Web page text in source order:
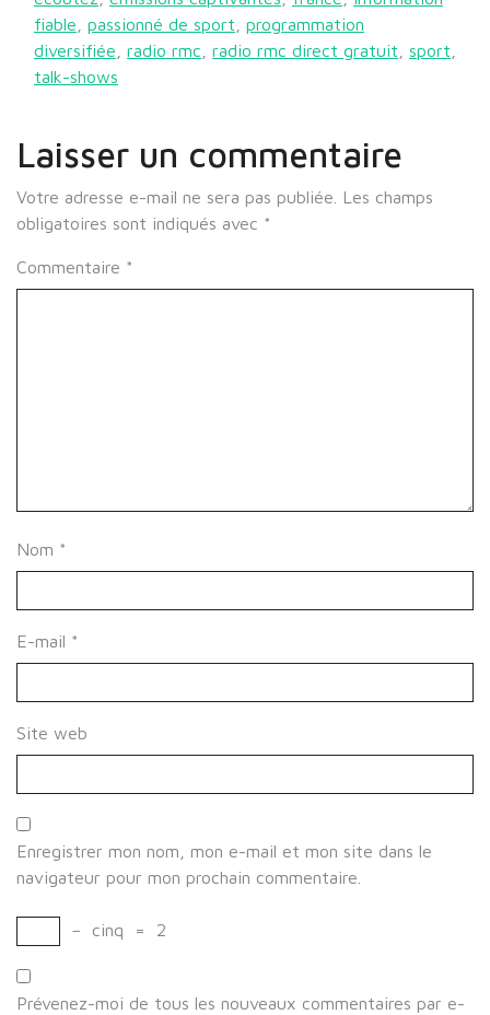
fiable
passionné de sport
programmation
diversifiée
radio rmc radio rmc direct gratuit sport
talk-shows
Laisser un commentaire
Votre adresse e-mail ne sera pas publiée.
Les champs
obligatoires sont indiqués avec *
Commentaire *
Nom *
E-mail *
Site web
Enregistrer mon nom, mon e-mail et mon site dans le
navigateur pour mon prochain commentaire.
− cinq = 2
Prévenez-moi de tous les nouveaux commentaires par e-